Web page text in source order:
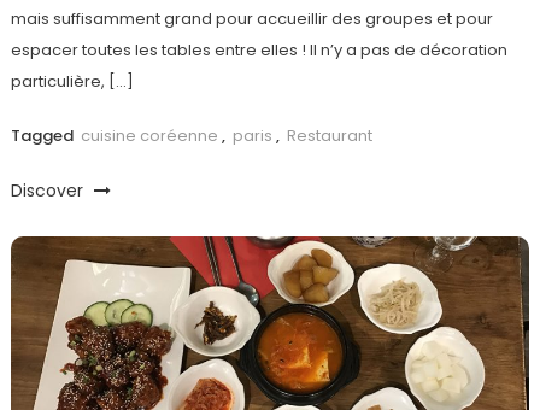
mais suffisamment grand pour accueillir des groupes et pour
espacer toutes les tables entre elles ! Il n’y a pas de décoration
particulière, […]
Tagged cuisine coréenne , paris , Restaurant
Discover